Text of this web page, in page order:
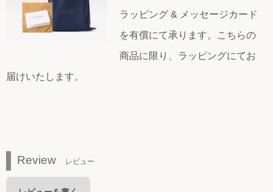
ラッピング & メッセージカード
を有償にて承ります。こちらの
商品に限り、ラッピングにてお
届けいたします。
Review レビュー